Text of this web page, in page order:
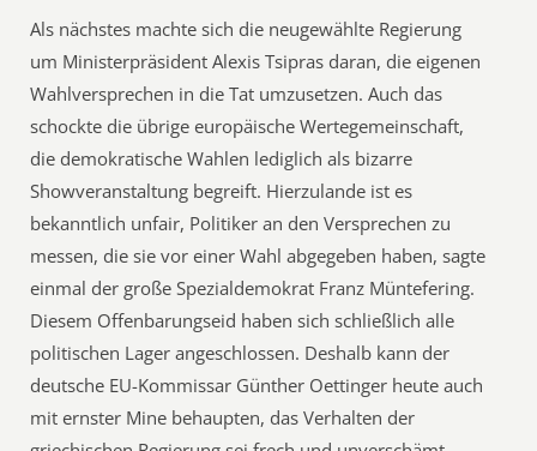
Als nächstes machte sich die neugewählte Regierung
um Ministerpräsident Alexis Tsipras daran, die eigenen
Wahlversprechen in die Tat umzusetzen. Auch das
schockte die übrige europäische Wertegemeinschaft,
die demokratische Wahlen lediglich als bizarre
Showveranstaltung begreift. Hierzulande ist es
bekanntlich unfair, Politiker an den Versprechen zu
messen, die sie vor einer Wahl abgegeben haben, sagte
einmal der große Spezialdemokrat Franz Müntefering.
Diesem Offenbarungseid haben sich schließlich alle
politischen Lager angeschlossen. Deshalb kann der
deutsche EU-Kommissar Günther Oettinger heute auch
mit ernster Mine behaupten, das Verhalten der